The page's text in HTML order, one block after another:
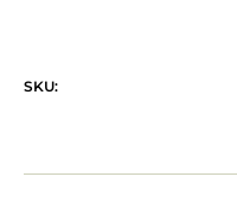
SKU: